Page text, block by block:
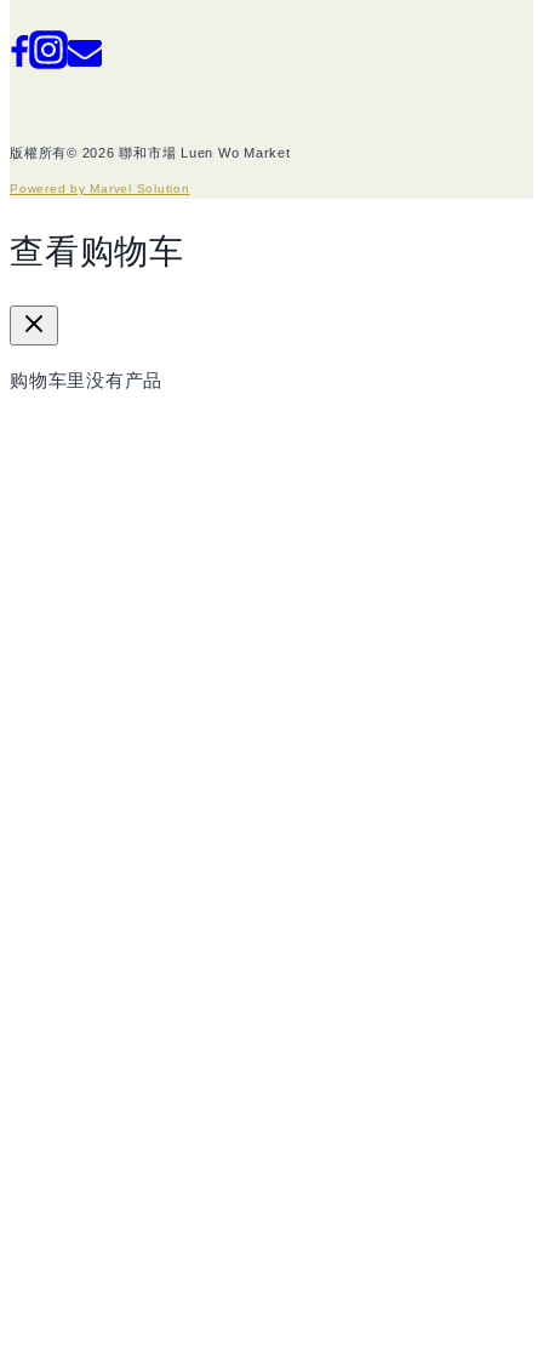
版權所有© 2026 聯和市場 Luen Wo Market
Powered by Marvel Solution
查看购物车
购物车里没有产品